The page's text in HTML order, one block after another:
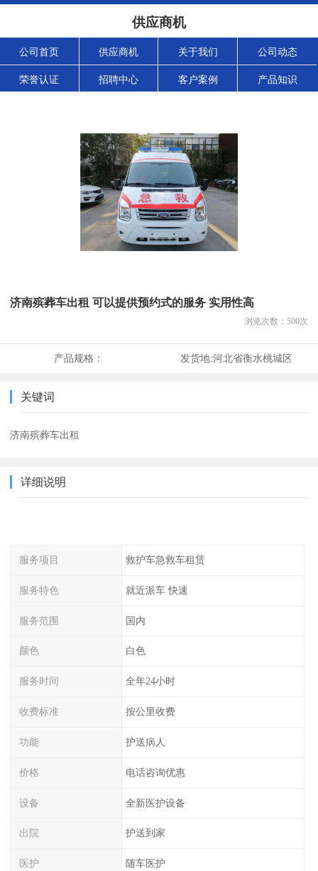
供应商机
公司首页 供应商机 关于我们 公司动态
荣誉认证 招聘中心 客户案例 产品知识
济南殡葬车出租 可以提供预约式的服务 实用性高
浏览次数： 500次
产品规格： 发货地:河北省衡水桃城区
关键词
济南殡葬车出租
详细说明
服务项目 救护车急救车租赁
服务特色 就近派车 快速
服务范围 国内
颜色 白色
服务时间 全年24小时
收费标准 按公里收费
功能 护送病人
价格 电话咨询优惠
设备 全新医护设备
出院 护送到家
医护 随车医护